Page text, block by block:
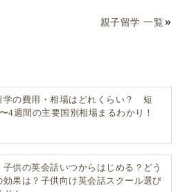
親子留学 一覧
学の費用・相場はどれくらい？ 短
4週間の主要国別相場まるわかり！
子供の英会話いつからはじめる？どう
効果は？子供向け英会話スクール選び